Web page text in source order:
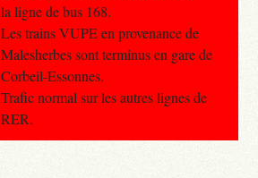
la ligne de bus 168.
Les trains VUPE en provenance de
Malesherbes sont terminus en gare de
Corbeil-Essonnes.
Trafic normal sur les autres lignes de
RER.